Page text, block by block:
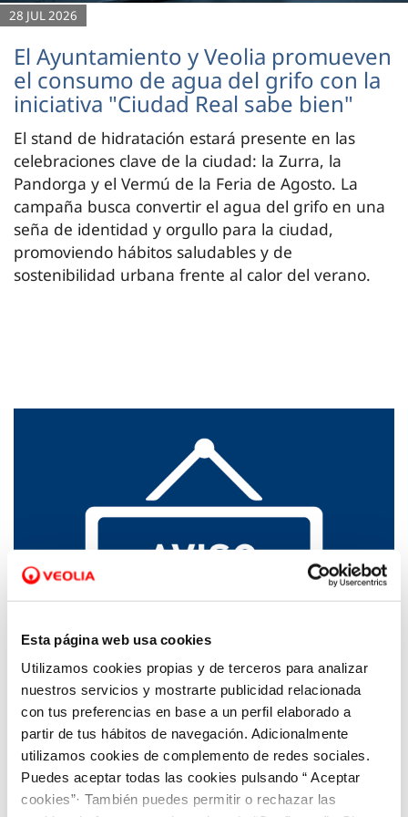
Esta página web usa cookies
Utilizamos cookies propias y de terceros para analizar
nuestros servicios y mostrarte publicidad relacionada
con tus preferencias en base a un perfil elaborado a
partir de tus hábitos de navegación. Adicionalmente
utilizamos cookies de complemento de redes sociales.
Puedes aceptar todas las cookies pulsando “ Aceptar
cookies”· También puedes permitir o rechazar las
28 JUL 2026
El Ayuntamiento y Veolia promueven
el consumo de agua del grifo con la
iniciativa "Ciudad Real sabe bien"
El stand de hidratación estará presente en las
celebraciones clave de la ciudad: la Zurra, la
Pandorga y el Vermú de la Feria de Agosto. La
campaña busca convertir el agua del grifo en una
seña de identidad y orgullo para la ciudad,
promoviendo hábitos saludables y de
sostenibilidad urbana frente al calor del verano.
06 JUL 2023
El agua de Torquemada ya es apta para el
consumo